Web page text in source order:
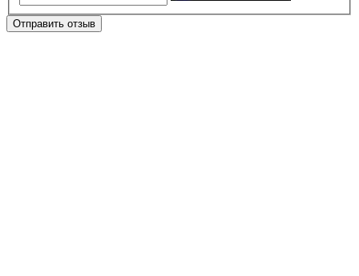
Отправить отзыв